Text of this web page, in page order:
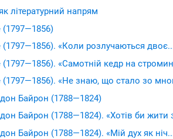
літературний напрям
(1797—1856)
(1797—1856). «Коли розлучаються
(1797—1856). «Самотній кедр на
(1797—1856). «Не знаю, що стало зо
Байрон (1788—1824)
Байрон (1788—1824). «Хотів би жити
Байрон (1788—1824). «Мій дух як